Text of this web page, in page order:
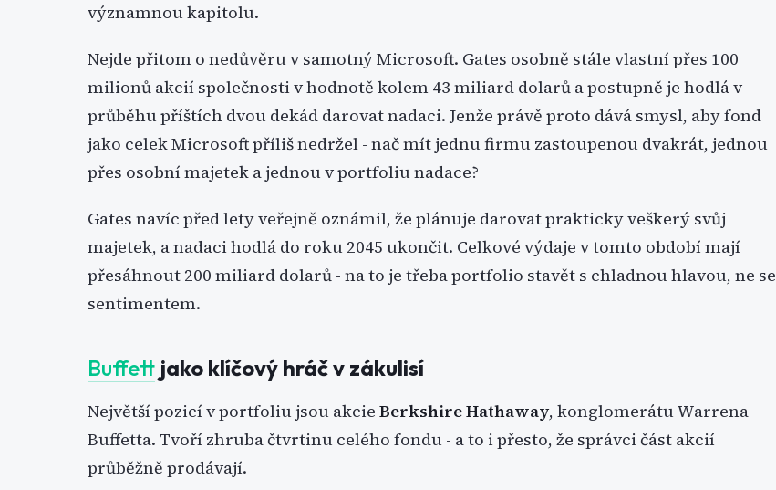
významnou kapitolu.
Nejde přitom o nedůvěru v samotný Microsoft. Gates osobně stále vlastní přes 100
milionů akcií společnosti v hodnotě kolem 43 miliard dolarů a postupně je hodlá v
průběhu příštích dvou dekád darovat nadaci. Jenže právě proto dává smysl, aby fond
jako celek Microsoft příliš nedržel - nač mít jednu firmu zastoupenou dvakrát, jednou
přes osobní majetek a jednou v portfoliu nadace?
Gates navíc před lety veřejně oznámil, že plánuje darovat prakticky veškerý svůj
majetek, a nadaci hodlá do roku 2045 ukončit. Celkové výdaje v tomto období mají
přesáhnout 200 miliard dolarů - na to je třeba portfolio stavět s chladnou hlavou, ne se
sentimentem.
Buffett jako klíčový hráč v zákulisí
Největší pozicí v portfoliu jsou akcie Berkshire Hathaway, konglomerátu Warrena
Buffetta. Tvoří zhruba čtvrtinu celého fondu - a to i přesto, že správci část akcií
průběžně prodávají.